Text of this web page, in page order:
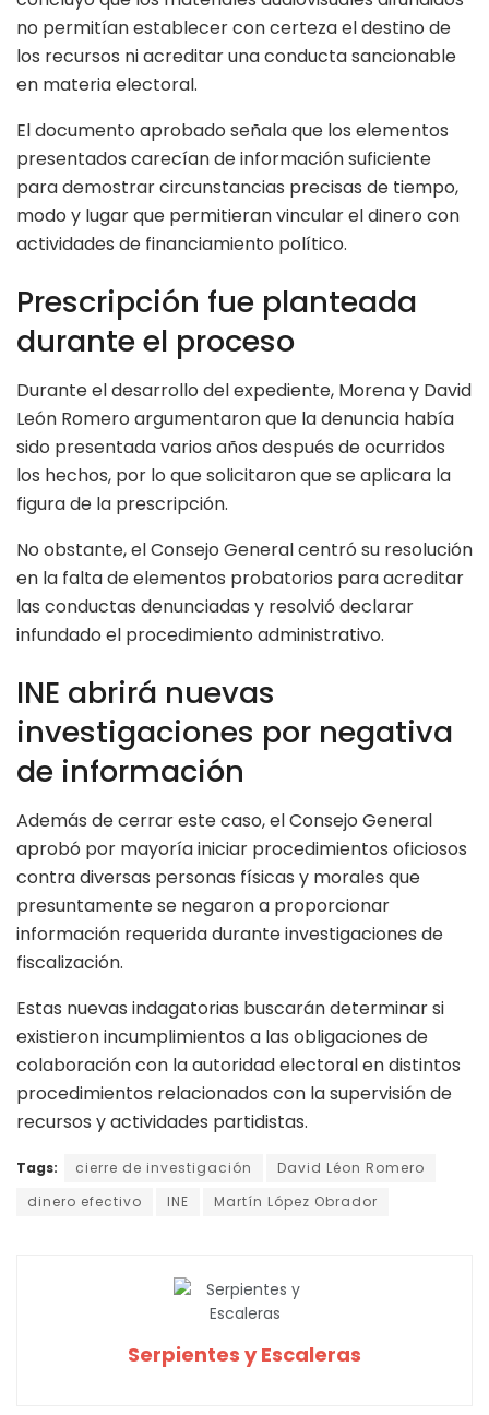
no permitían establecer con certeza el destino de
los recursos ni acreditar una conducta sancionable
en materia electoral.
El documento aprobado señala que los elementos
presentados carecían de información suficiente
para demostrar circunstancias precisas de tiempo,
modo y lugar que permitieran vincular el dinero con
actividades de financiamiento político.
Prescripción fue planteada
durante el proceso
Durante el desarrollo del expediente, Morena y David
León Romero argumentaron que la denuncia había
sido presentada varios años después de ocurridos
los hechos, por lo que solicitaron que se aplicara la
figura de la prescripción.
No obstante, el Consejo General centró su resolución
en la falta de elementos probatorios para acreditar
las conductas denunciadas y resolvió declarar
infundado el procedimiento administrativo.
INE abrirá nuevas
investigaciones por negativa
de información
Además de cerrar este caso, el Consejo General
aprobó por mayoría iniciar procedimientos oficiosos
contra diversas personas físicas y morales que
presuntamente se negaron a proporcionar
información requerida durante investigaciones de
fiscalización.
Estas nuevas indagatorias buscarán determinar si
existieron incumplimientos a las obligaciones de
colaboración con la autoridad electoral en distintos
procedimientos relacionados con la supervisión de
recursos y actividades partidistas.
Tags: cierre de investigación
David Léon Romero
dinero efectivo
INE Martín López Obrador
Serpientes y Escaleras